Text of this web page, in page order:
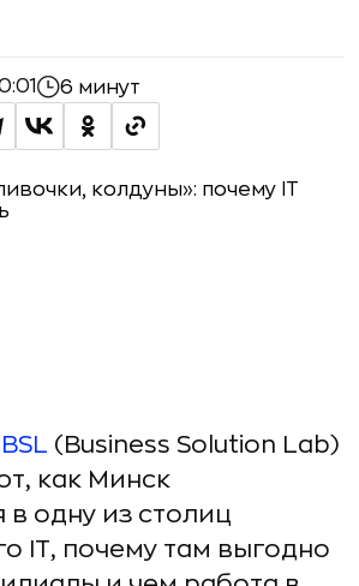
6 минут
BSL (Business Solution Lab)
как Минск
в одну из столиц
IT, почему там выгодно